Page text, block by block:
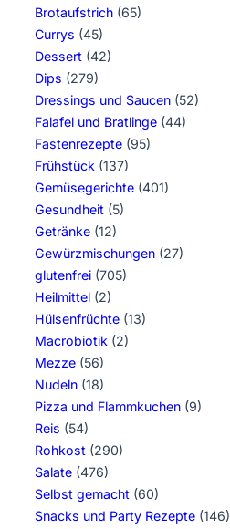
Brotaufstrich (65)
Currys (45)
Dessert (42)
Dips (279)
Dressings und Saucen (52)
Falafel und Bratlinge (44)
Fastenrezepte (95)
Frühstück (137)
Gemüsegerichte (401)
Gesundheit (5)
Getränke (12)
Gewürzmischungen (27)
glutenfrei (705)
Heilmittel (2)
Hülsenfrüchte (13)
Macrobiotik (2)
Mezze (56)
Nudeln (18)
Pizza und Flammkuchen (9)
Reis (54)
Rohkost (290)
Salate (476)
Selbst gemacht (60)
Snacks und Party Rezepte (146)